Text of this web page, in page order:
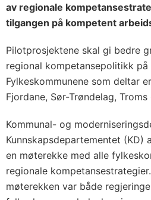
av regionale
tilgangen på kompetent
Pilotprosjektene skal gi bedre
regional kompetansepolitikk
Fylkeskommunene som deltar
Fjordane, Sør-Trøndelag,
Kommunal- og
Kunnskapsdepartementet (KD)
en møterekke med alle
regionale
møterekken var både